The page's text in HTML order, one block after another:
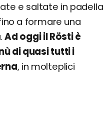
e saltate in padella
a formare una
Ad oggi il Rösti è
di quasi tutti i
, in molteplici